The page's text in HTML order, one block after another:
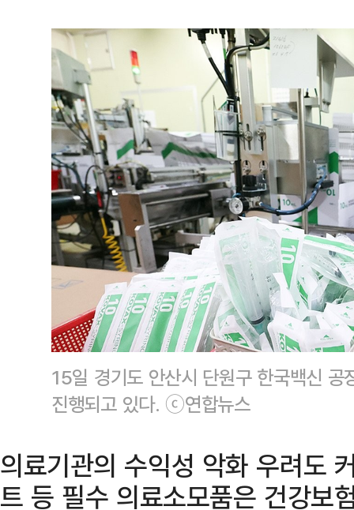
15일 경기도 안산시 단원구 한국백신 공
진행되고 있다. ⓒ연합뉴스
의료기관의 수익성 악화 우려도
트 등 필수 의료소모품은 건강보